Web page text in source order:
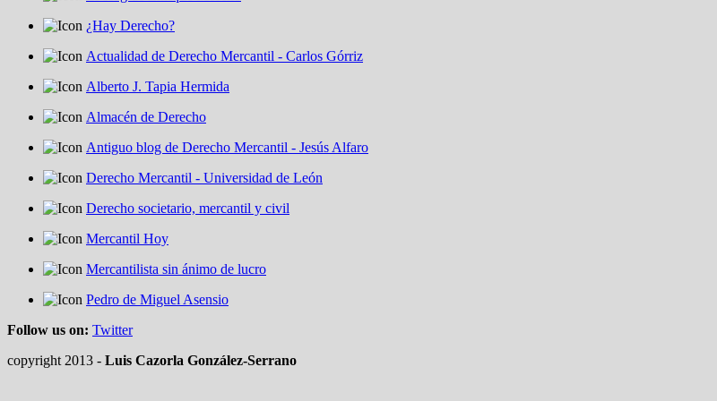
¿Hay Derecho?
Actualidad de Derecho Mercantil - Carlos Górriz
Alberto J. Tapia Hermida
Almacén de Derecho
Antiguo blog de Derecho Mercantil - Jesús Alfaro
Derecho Mercantil - Universidad de León
Derecho societario, mercantil y civil
Mercantil Hoy
Mercantilista sin ánimo de lucro
Pedro de Miguel Asensio
Follow us on: Twitter
copyright 2013 - Luis Cazorla González-Serrano